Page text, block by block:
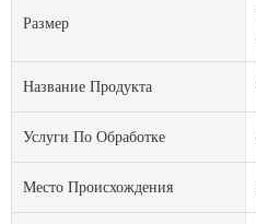
Размер
Название Продукта
Услуги По Обработке
Место Происхождения